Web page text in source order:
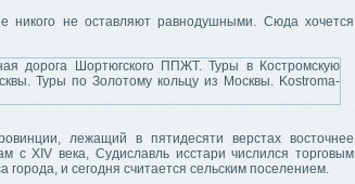
никого не оставляют равнодушными. Сюда хочется
лежащий в пятидесяти верстах восточнее
с XIV века, Судиславль исстари числился торговым
и сегодня считается сельским поселением.